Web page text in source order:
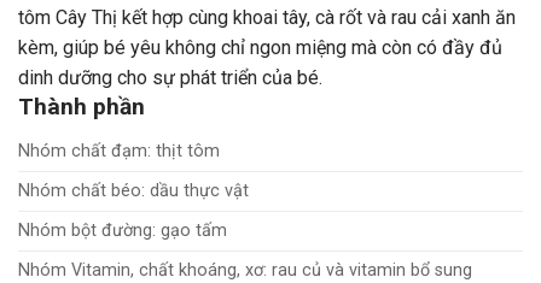
tôm Cây Thị kết hợp cùng khoai tây, cà rốt và rau cải xanh ăn
kèm, giúp bé yêu không chỉ ngon miệng mà còn có đầy đủ
dinh dưỡng cho sự phát triển của bé.
Thành phần
Nhóm chất đạm: thịt tôm
Nhóm chất béo: dầu thực vật
Nhóm bột đường: gạo tấm
Nhóm Vitamin, chất khoáng, xơ: rau củ và vitamin bổ sung